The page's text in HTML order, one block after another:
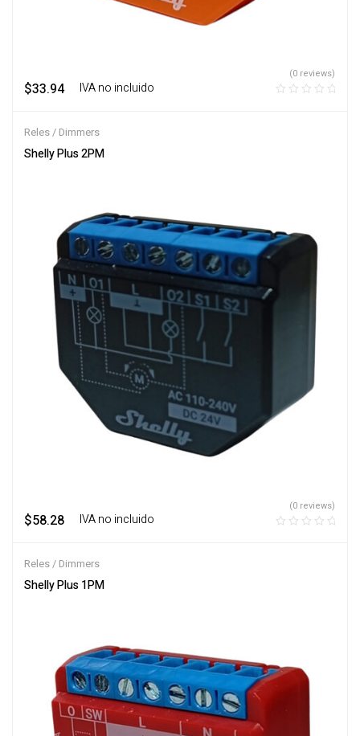
$33.94 ‎ ‎ ‎ IVA no incluido
(0 reviews)
Reles / Dimmers
Shelly Plus 2PM
$58.28 ‎ ‎ ‎ IVA no incluido
(0 reviews)
Reles / Dimmers
Shelly Plus 1PM